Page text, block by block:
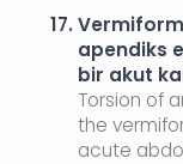
17.
apendiks
bir akut
Torsion of
the
acute